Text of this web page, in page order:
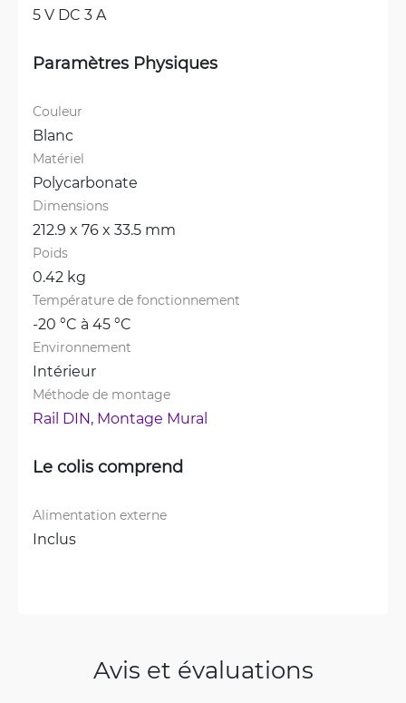
5 V DC 3 A
Paramètres Physiques
Couleur
Blanc
Matériel
Polycarbonate
Dimensions
212.9 x 76 x 33.5 mm
Poids
0.42 kg
Température de fonctionnement
-20 °C à 45 °C
Environnement
Intérieur
Méthode de montage
Rail DIN, Montage Mural
Le colis comprend
Alimentation externe
Inclus
Avis et évaluations